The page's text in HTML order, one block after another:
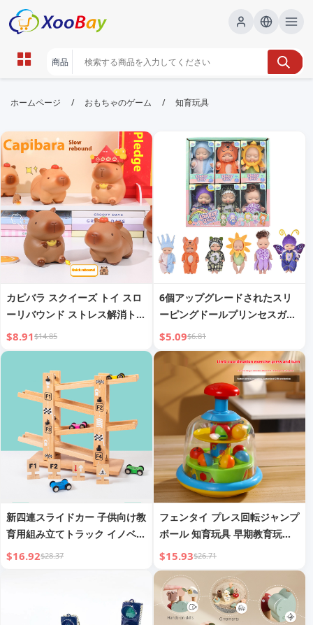
知育玩具 | XOOBAY B2B/B2C
知育玩具,子どもの発達,学習玩具, wholesale 知育玩具,
XOOBAY
知育玩具の選び方と学習効果を詳しく解説！
ホームページ / おもちゃのゲーム / 知育玩具
カピバラ スクイーズ トイ スロ
ーリバウンド ストレス解消トイ
ストレス解消アーティファクト
$8.91$14.85
6個アップグレードされたスリ
ーピングドールプリンセスガー
ルおもちゃギフトボックスかわ
いいバリエーションコスチュー
ムシェイプドール
$5.09$6.81
新四連スライドカー 子供向け教
育用組み立てトラック イノベー
ションプルバックカー クリエイ
$16.92$28.37
フェンタイ プレス回転ジャンプ
ボール 知育玩具 早期教育玩具
乳児 0-2歳 癒しアタッチメント
$15.93$26.71